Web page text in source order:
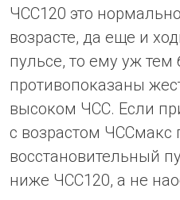
ЧСС120 это
возрасте, да еще и
пульсе, то ему уж тем
противопоказаны
высоком ЧСС. Если
с возрастом ЧССмакс
восстановительный
ниже ЧСС120, а не